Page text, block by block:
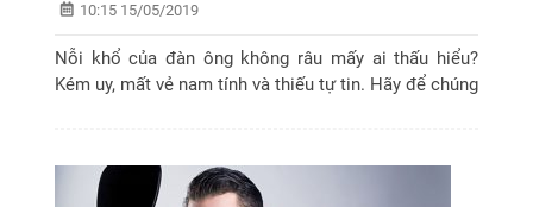
10:15 15/05/2019
Nỗi khổ của đàn ông không râu mấy ai thấu hiểu?
Kém uy, mất vẻ nam tính và thiếu tự tin. Hãy để chúng